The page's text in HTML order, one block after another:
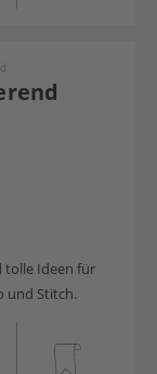
tolle Ideen für
und Stitch.